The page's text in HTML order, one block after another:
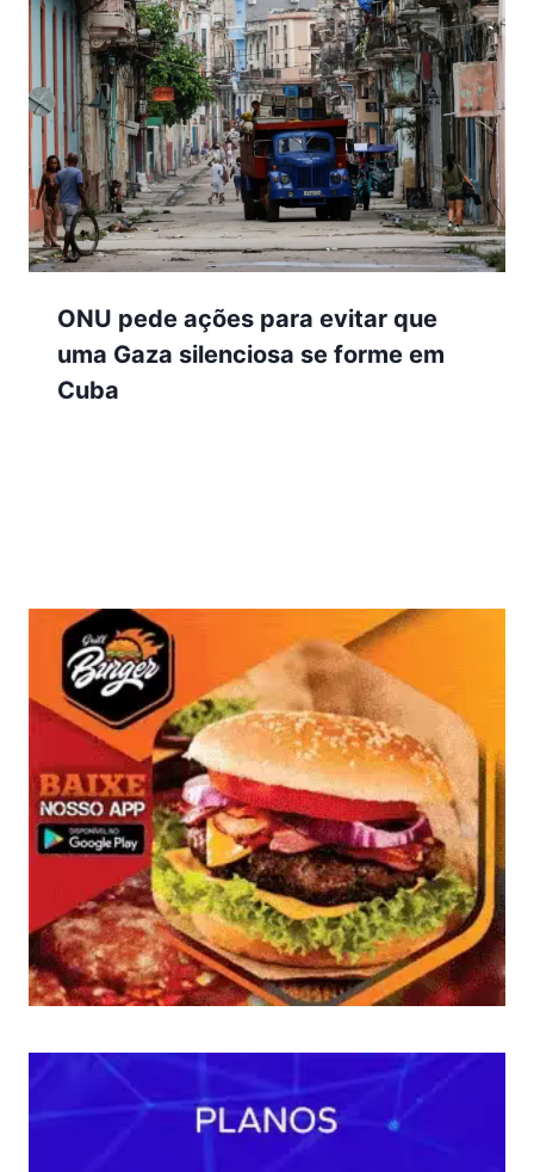
ONU pede ações para evitar que
uma Gaza silenciosa se forme em
Cuba